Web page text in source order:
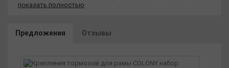
брейкмаунтов М8х1.25мм.
- Тормозные стойки с шайбами под ключ 10мм (2шт)
- Направляющая троса с крепежным болтом в верхнюю
показать полностью
Предложения Отзывы